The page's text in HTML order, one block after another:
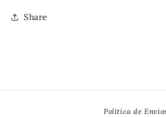
Share
Política de